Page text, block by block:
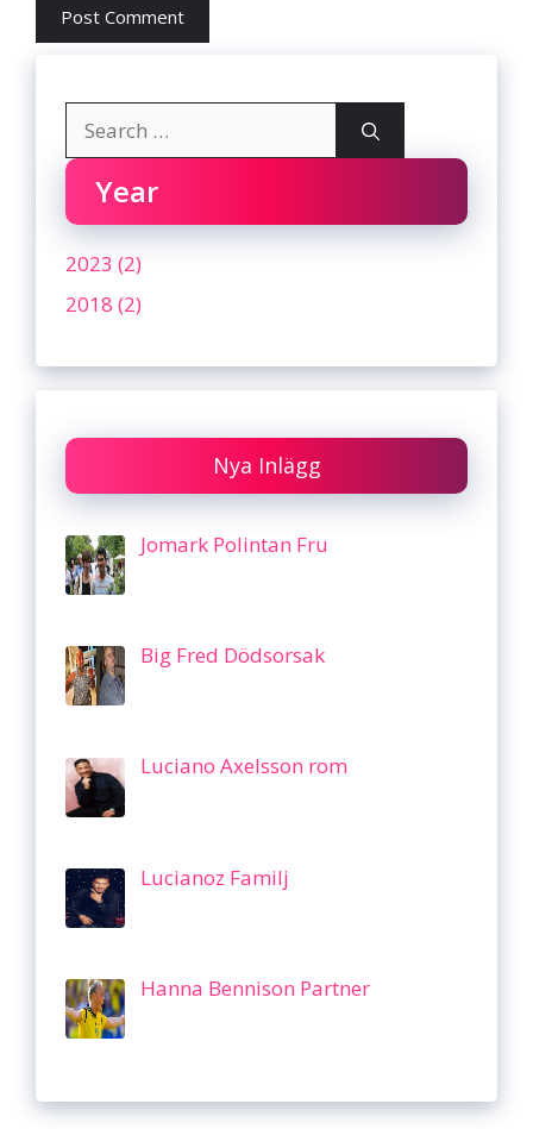
for:
Year
2023 (2)
2018 (2)
Nya Inlägg
Jomark Polintan Fru
Big Fred Dödsorsak
Luciano Axelsson rom
Lucianoz Familj
Hanna Bennison Partner